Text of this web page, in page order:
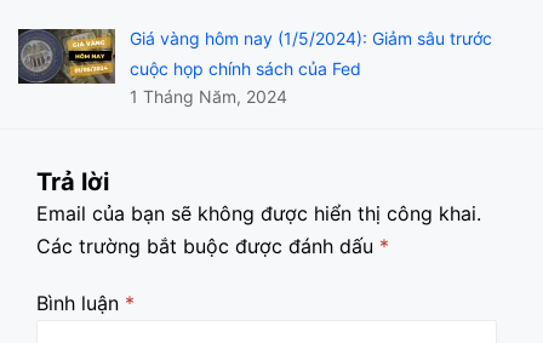
Giá vàng hôm nay (1/5/2024): Giảm sâu trước
cuộc họp chính sách của Fed
1 Tháng Năm, 2024
Trả lời
Email của bạn sẽ không được hiển thị công khai.
Các trường bắt buộc được đánh dấu *
Bình luận *